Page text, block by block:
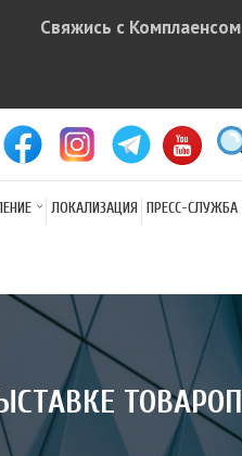
arrow
Свяжись с Комплаенсом
ЛОКАЛИЗАЦИЯ ПРЕСС-СЛУЖБА